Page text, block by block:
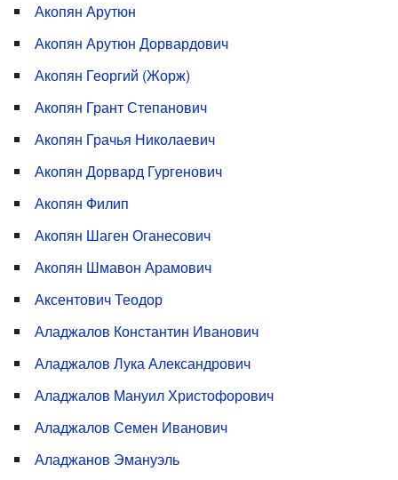
Акопян Арутюн
Акопян Арутюн Дорвардович
Акопян Георгий (Жорж)
Акопян Грант Степанович
Акопян Грачья Николаевич
Акопян Дорвард Гургенович
Акопян Филип
Акопян Шаген Оганесович
Акопян Шмавон Арамович
Аксентович Теодор
Аладжалов Константин Иванович
Аладжалов Лука Александрович
Аладжалов Мануил Христофорович
Аладжалов Семен Иванович
Аладжанов Эмануэль